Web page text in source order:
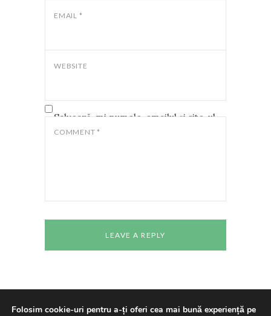
EMAIL *
WEBSITE
Salvează-mi numele, emailul și site-ul
web în acest navigator pentru data
COMMENT *
Folosim cookie-uri pentru a-ți oferi cea mai bună experiență pe